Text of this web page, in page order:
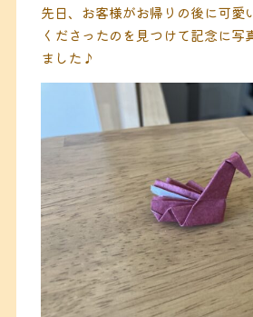
先日、お客様がお帰りの後に可愛
くださったのを見つけて記念に写
ました♪